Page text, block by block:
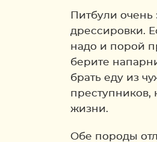
Питбули очень
дрессировки.
надо и порой
берите
брать еду из
преступников,
жизни.
Обе породы